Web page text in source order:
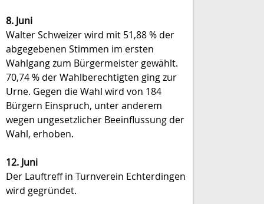
8. Juni
Walter Schweizer wird mit 51,88 % der
abgegebenen Stimmen im ersten
Wahlgang zum Bürgermeister gewählt.
70,74 % der Wahlberechtigten ging zur
Urne. Gegen die Wahl wird von 184
Bürgern Einspruch, unter anderem
wegen ungesetzlicher Beeinflussung der
Wahl, erhoben.
12. Juni
Der Lauftreff in Turnverein Echterdingen
wird gegründet.